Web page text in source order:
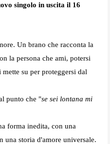
singolo in uscita il 16
Un brano che racconta la
la persona che ami, potersi
su per proteggersi dal
punto che "se sei lontana mi
forma inedita, con una
una storia d'amore universale.